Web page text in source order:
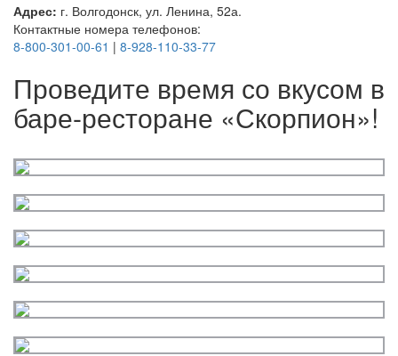
Адрес: г. Волгодонск, ул. Ленина, 52а.
Контактные номера телефонов:
8-800-301-00-61 | 8-928-110-33-77
Проведите время со вкусом в
баре-ресторане «Скорпион»!
Вкусно
как
дома,
уютно
как